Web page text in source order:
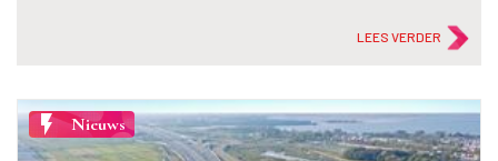
LEES VERDER
flash_on Nieuws